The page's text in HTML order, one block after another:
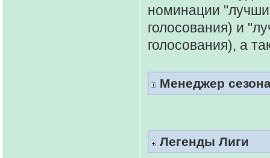
номинации
голосования) и
голосования), а
Менеджер
Легенды Лиги